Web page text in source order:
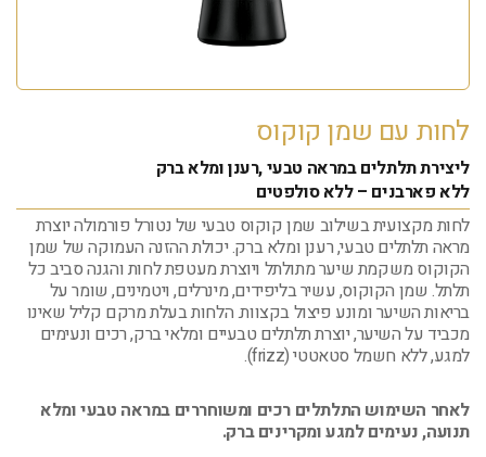
לחות עם שמן קוקוס
ליצירת תלתלים במראה טבעי ,רענן ומלא ברק
ללא פארבנים – ללא סולפטים
לחות מקצועית בשילוב שמן קוקוס טבעי של נטורל פורמולה יוצרת
מראה תלתלים טבעי, רענן ומלא ברק. יכולת ההזנה העמוקה של שמן
הקוקוס משקמת שיער מתולתל ויוצרת מעטפת לחות והגנה סביב כל
תלתל. שמן הקוקוס, עשיר בליפידים, מינרלים, ויטמינים, שומר על
בריאות השיער ומונע פיצול בקצוות. הלחות בעלת מרקם קליל שאינו
מכביד על השיער, יוצרת תלתלים טבעיים ומלאי ברק, רכים ונעימים
למגע, ללא חשמל סטאטטי (frizz).
לאחר השימוש התלתלים רכים ומשוחררים במראה טבעי ומלא
תנועה, נעימים למגע ומקרינים ברק.